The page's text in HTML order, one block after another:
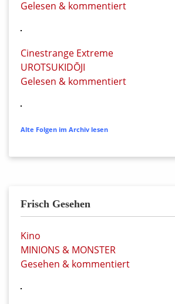
Gelesen & kommentiert
Cinestrange Extreme
UROTSUKIDŌJI
Gelesen & kommentiert
Alte Folgen im Archiv lesen
Frisch Gesehen
Kino
MINIONS & MONSTER
Gesehen & kommentiert